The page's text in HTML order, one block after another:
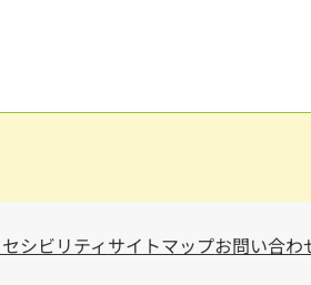
シビリティサイトマップお問い合わ